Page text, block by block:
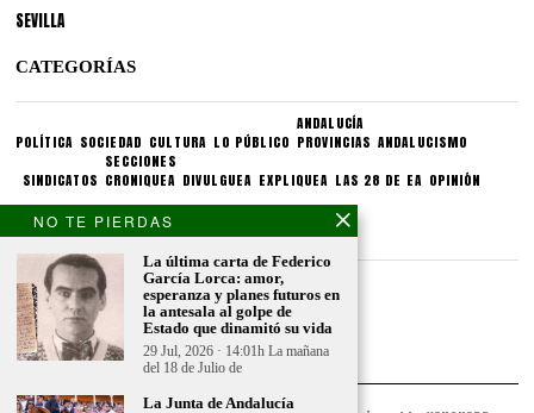
SEVILLA
CATEGORÍAS
POLÍTICA SOCIEDAD CULTURA LO PÚBLICO
ANDALUCÍA
PROVINCIAS ANDALUCISMO
SINDICATOS
SECCIONES
CRONIQUEA DIVULGUEA EXPLIQUEA LAS 28 DE EA OPINIÓN
CONDICIONES LEGALES
Aviso legal
Politica de privacidad
Politica de condiciones
NO TE PIERDAS
La última carta de Federico
García Lorca: amor,
esperanza y planes futuros en
la antesala al golpe de
Estado que dinamitó su vida
29 Jul, 2026 · 14:01h La mañana
del 18 de Julio de
La Junta de Andalucía